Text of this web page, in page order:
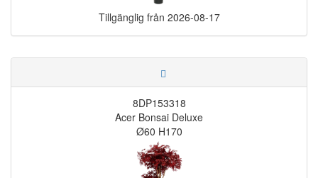
Tillgänglig från 2026-08-17
8DP153318
Acer Bonsai Deluxe
Ø60 H170